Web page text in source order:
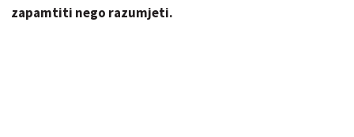
zapamtiti nego razumjeti.